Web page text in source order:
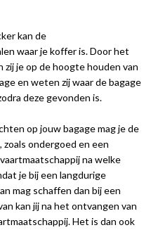
kan de
waar je koffer is. Door het
je op de hoogte houden van
en weten zij waar de bagage
deze gevonden is.
op jouw bagage mag je de
ondergoed en een
na welke
je bij een langdurige
mag schaffen dan bij een
kan jij na het ontvangen van
Het is dan ook